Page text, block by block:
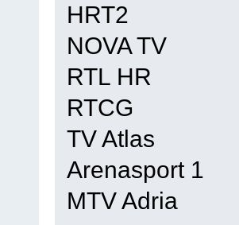
HRT2
NOVA TV
RTL HR
RTCG
TV Atlas
Arenasport 1
MTV Adria